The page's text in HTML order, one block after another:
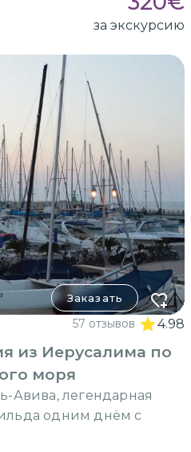
за экскурсию
Заказать
57 отзывов 4.98
из Иерусалима по
моря
Авива, легендарная
одним днём с